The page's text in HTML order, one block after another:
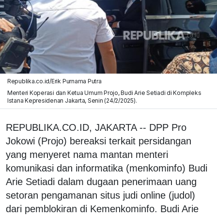
Republika.co.id/Erik Purnama Putra
Menteri Koperasi dan Ketua Umum Projo, Budi Arie Setiadi di Kompleks
Istana Kepresidenan Jakarta, Senin (24/2/2025).
REPUBLIKA.CO.ID, JAKARTA -- DPP Pro
Jokowi (Projo) bereaksi terkait persidangan
yang menyeret nama mantan menteri
komunikasi dan informatika (menkominfo) Budi
Arie Setiadi dalam dugaan penerimaan uang
setoran pengamanan situs judi online (judol)
dari pemblokiran di Kemenkominfo. Budi Arie